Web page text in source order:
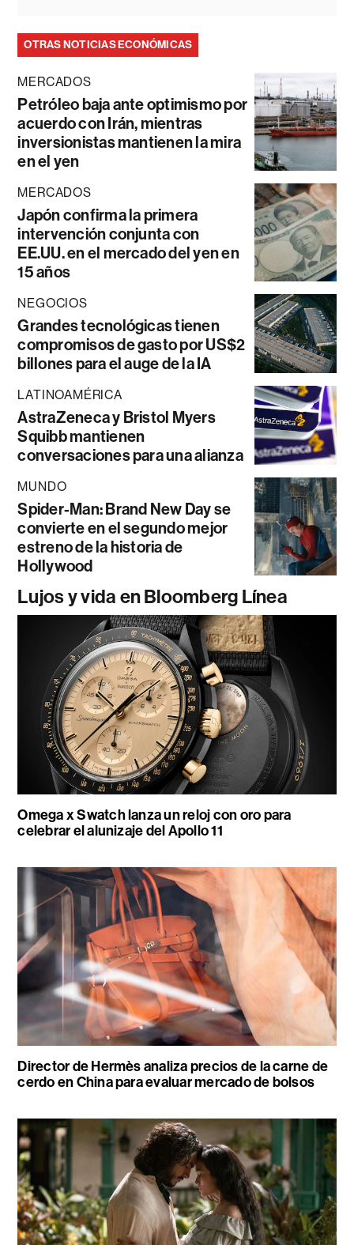
OTRAS NOTICIAS ECONÓMICAS
MERCADOS
Petróleo baja ante optimismo por
acuerdo con Irán, mientras
inversionistas mantienen la mira
en el yen
MERCADOS
Japón confirma la primera
intervención conjunta con
EE.UU. en el mercado del yen en
15 años
NEGOCIOS
Grandes tecnológicas tienen
compromisos de gasto por US$2
billones para el auge de la IA
LATINOAMÉRICA
AstraZeneca y Bristol Myers
Squibb mantienen
conversaciones para una alianza
MUNDO
Spider-Man: Brand New Day se
convierte en el segundo mejor
estreno de la historia de
Hollywood
Lujos y vida en Bloomberg Línea
Omega x Swatch lanza un reloj con oro para
celebrar el alunizaje del Apollo 11
Director de Hermès analiza precios de la carne de
cerdo en China para evaluar mercado de bolsos